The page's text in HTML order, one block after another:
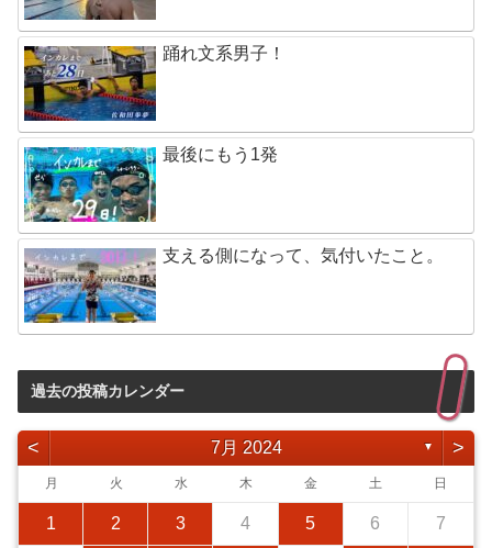
踊れ文系男子！
最後にもう1発
支える側になって、気付いたこと。
過去の投稿カレンダー
< 7月 2024 ▼ >
月 火 水 木 金 土 日
1 2 3 4 5 6 7